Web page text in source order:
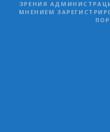
ЗРЕНИЯ
МНЕНИЕМ